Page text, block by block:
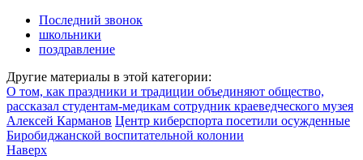
Последний звонок
школьники
поздравление
Другие материалы в этой категории:
О том, как праздники и традиции объединяют общество,
рассказал студентам-медикам сотрудник краеведческого музея
Алексей Карманов Центр киберспорта посетили осужденные
Биробиджанской воспитательной колонии
Наверх